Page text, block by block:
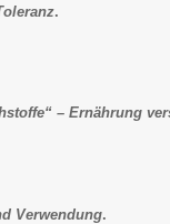
.
– Ernährung
Verwendung.